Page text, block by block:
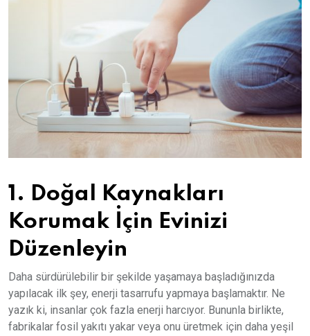
1. Doğal Kaynakları
Korumak İçin Evinizi
Düzenleyin
Daha sürdürülebilir bir şekilde yaşamaya başladığınızda
yapılacak ilk şey, enerji tasarrufu yapmaya başlamaktır. Ne
yazık ki, insanlar çok fazla enerji harcıyor. Bununla birlikte,
fabrikalar fosil yakıtı yakar veya onu üretmek için daha yeşil